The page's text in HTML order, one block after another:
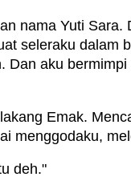
nama Yuti
seleraku dalam
Dan aku
Emak.
menggodaku,
deh."